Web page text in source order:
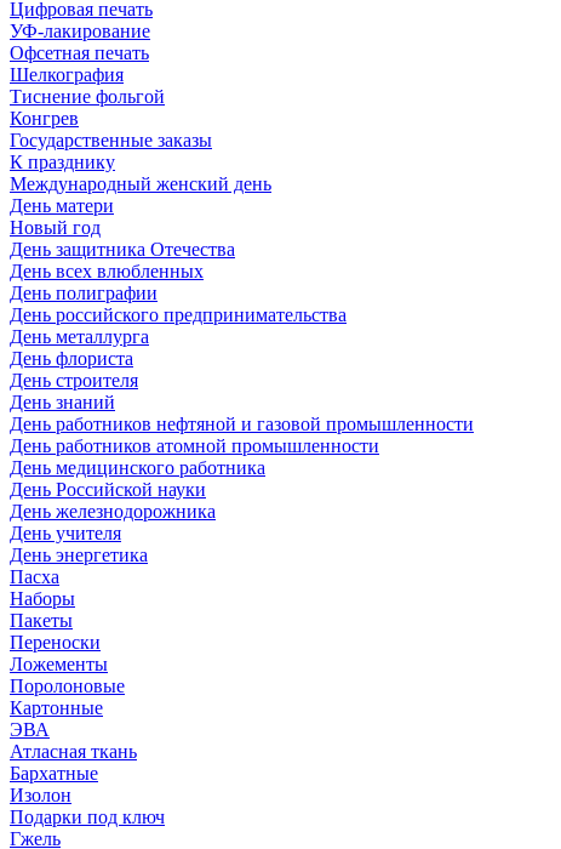
Цифровая печать
УФ-лакирование
Офсетная печать
Шелкография
Тиснение фольгой
Конгрев
Государственные заказы
К празднику
Международный женский день
День матери
Новый год
День защитника Отечества
День всех влюбленных
День полиграфии
День российского предпринимательства
День металлурга
День флориста
День строителя
День знаний
День работников нефтяной и газовой промышленности
День работников атомной промышленности
День медицинского работника
День Российской науки
День железнодорожника
День учителя
День энергетика
Пасха
Наборы
Пакеты
Переноски
Ложементы
Поролоновые
Картонные
ЭВА
Атласная ткань
Бархатные
Изолон
Подарки под ключ
Гжель